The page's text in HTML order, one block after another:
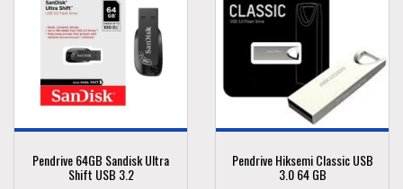
Pendrive 64GB Sandisk Ultra
Shift USB 3.2
Pendrive Hiksemi Classic USB
3.0 64 GB